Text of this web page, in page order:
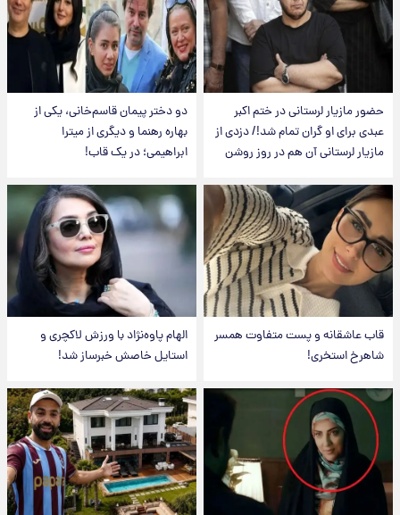
حضور مازیار لرستانی در ختم اکبر
عبدی برای او گران تمام شد!/ دزدی از
مازیار لرستانی آن هم در روز روشن
دو دختر پیمان قاسم‌خانی، یکی از
بهاره رهنما و دیگری از میترا
ابراهیمی؛ در یک قاب!
قاب عاشقانه و پست متفاوت همسر
شاهرخ استخری!
الهام پاوه‌نژاد با ورزش لاکچری و
استایل خاصش خبرساز شد!